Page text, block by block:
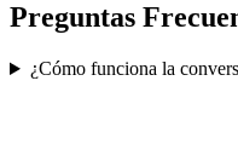
Preguntas
¿Cómo funciona la